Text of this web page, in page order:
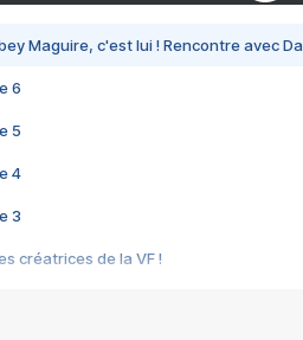
Maguire, c'est lui ! Rencontre avec
6
5
4
3
créatrices de la VF !